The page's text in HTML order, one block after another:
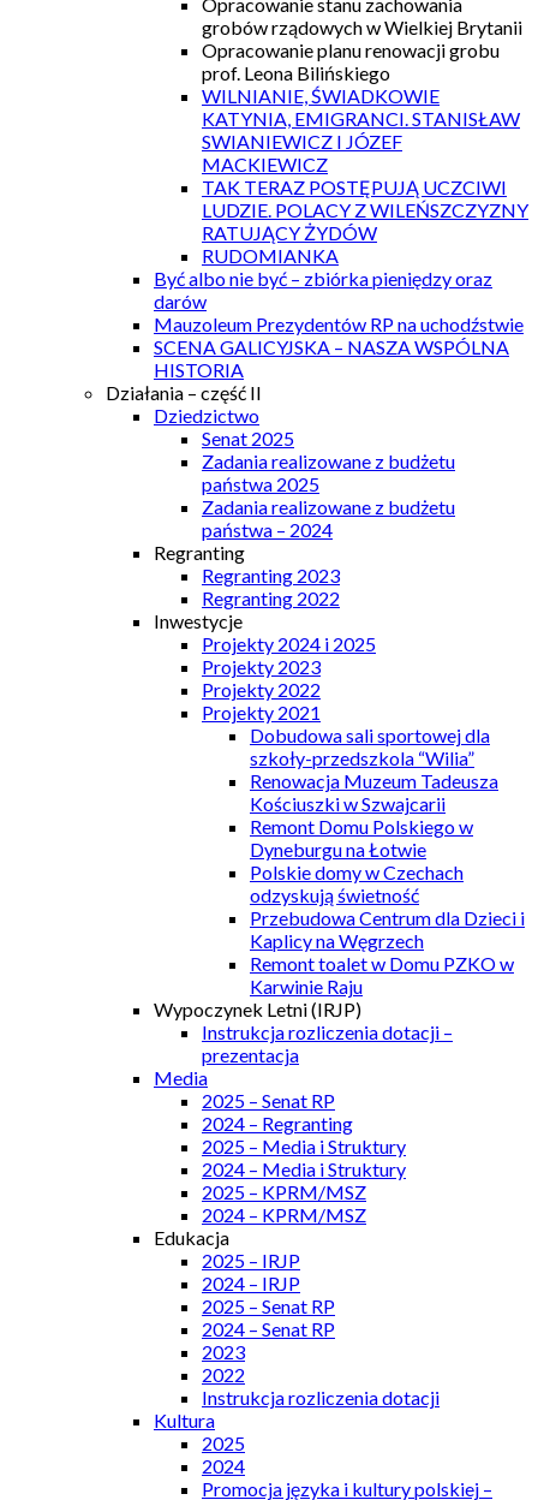
grobów rządowych w Wielkiej Brytanii
Opracowanie planu renowacji grobu
prof. Leona Bilińskiego
WILNIANIE, ŚWIADKOWIE
KATYNIA, EMIGRANCI. STANISŁAW
SWIANIEWICZ I JÓZEF
MACKIEWICZ
TAK TERAZ POSTĘPUJĄ UCZCIWI
LUDZIE. POLACY Z WILEŃSZCZYZNY
RATUJĄCY ŻYDÓW
RUDOMIANKA
Być albo nie być – zbiórka pieniędzy oraz
darów
Mauzoleum Prezydentów RP na uchodźstwie
SCENA GALICYJSKA – NASZA WSPÓLNA
HISTORIA
Działania – część II
Dziedzictwo
Senat 2025
Zadania realizowane z budżetu
państwa 2025
Zadania realizowane z budżetu
państwa – 2024
Regranting
Regranting 2023
Regranting 2022
Inwestycje
Projekty 2024 i 2025
Projekty 2023
Projekty 2022
Projekty 2021
Dobudowa sali sportowej dla
szkoły-przedszkola “Wilia”
Renowacja Muzeum Tadeusza
Kościuszki w Szwajcarii
Remont Domu Polskiego w
Dyneburgu na Łotwie
Polskie domy w Czechach
odzyskują świetność
Przebudowa Centrum dla Dzieci i
Kaplicy na Węgrzech
Remont toalet w Domu PZKO w
Karwinie Raju
Wypoczynek Letni (IRJP)
Instrukcja rozliczenia dotacji –
prezentacja
Media
2025 – Senat RP
2024 – Regranting
2025 – Media i Struktury
2024 – Media i Struktury
2025 – KPRM/MSZ
2024 – KPRM/MSZ
Edukacja
2025 – IRJP
2024 – IRJP
2025 – Senat RP
2024 – Senat RP
2023
2022
Instrukcja rozliczenia dotacji
Kultura
2025
2024
Promocja języka i kultury polskiej –